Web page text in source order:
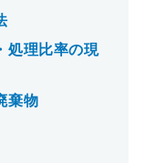
処理比率の現
棄物